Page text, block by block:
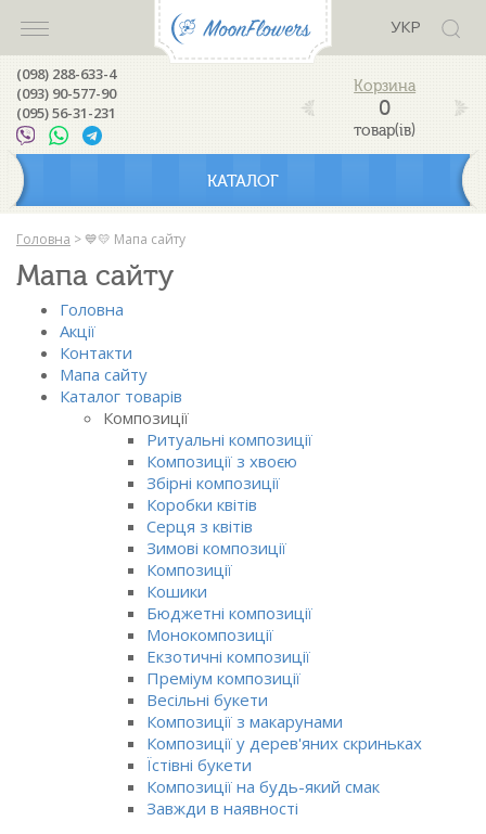
УКР
(098) 288-633-4
(093) 90-577-90
(095) 56-31-231
0
товар(ів)
КАТАЛОГ
Головна > 💙💛 Мапа сайту
Мапа сайту
Головна
Акції
Контакти
Мапа сайту
Каталог товарів
Композиції
Ритуальні композиції
Композиції з хвоєю
Збірні композиції
Коробки квітів
Серця з квітів
Зимові композиції
Композиції
Кошики
Бюджетні композиції
Монокомпозиції
Екзотичні композиції
Преміум композиції
Весільні букети
Композиції з макарунами
Композиції у дерев'яних скриньках
Їстівні букети
Композиції на будь-який смак
Завжди в наявності